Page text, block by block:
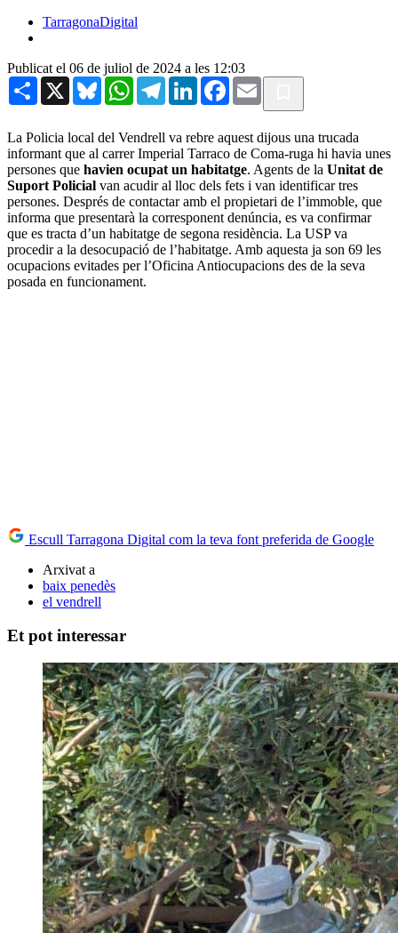
TarragonaDigital
Publicat el 06 de juliol de 2024 a les 12:03
Share X BlueskyWhatsAppTelegramLinkedInFacebook
Email
La Policia local del Vendrell va rebre aquest dijous una trucada
informant que al carrer Imperial Tarraco de Coma-ruga hi havia unes
persones que havien ocupat un habitatge. Agents de la Unitat de
Suport Policial van acudir al lloc dels fets i van identificar tres
persones. Després de contactar amb el propietari de l’immoble, que
informa que presentarà la corresponent denúncia, es va confirmar
que es tracta d’un habitatge de segona residència. La USP va
procedir a la desocupació de l’habitatge. Amb aquesta ja son 69 les
ocupacions evitades per l’Oficina Antiocupacions des de la seva
posada en funcionament.
Escull Tarragona Digital com la teva font preferida de Google
Arxivat a
baix penedès
el vendrell
Et pot interessar